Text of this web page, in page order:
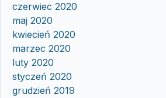
czerwiec 2020
maj 2020
kwiecień 2020
marzec 2020
luty 2020
styczeń 2020
grudzień 2019